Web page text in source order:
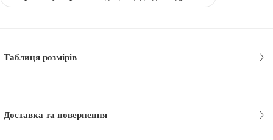
Таблиця розмірів
Доставка та повернення